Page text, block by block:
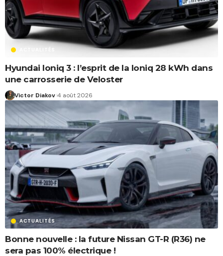
ACTUALITÉS
Hyundai Ioniq 3 : l’esprit de la Ioniq 28 kWh dans
une carrosserie de Veloster
Victor Diakov 4 août 2026
ACTUALITÉS
Bonne nouvelle : la future Nissan GT-R (R36) ne
sera pas 100% électrique !